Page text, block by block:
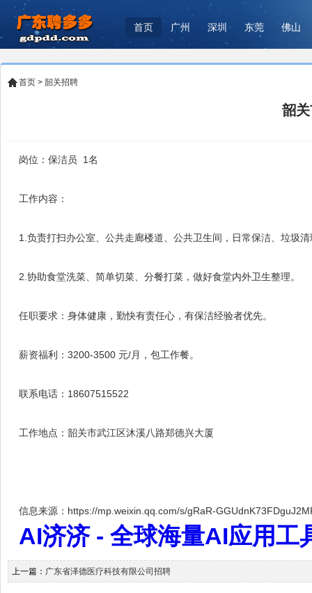
首页 广州 深圳 东莞 佛山
首页 > 韶关招聘
韶
岗位：保洁员 1名
工作内容：
1.负责打扫办公室、公共走廊楼道、公共卫生间，日常保洁、垃圾清
2.协助食堂洗菜、简单切菜、分餐打菜，做好食堂内外卫生整理。
任职要求：身体健康，勤快有责任心，有保洁经验者优先。
薪资福利：3200-3500 元/月，包工作餐。
联系电话：18607515522
工作地点：韶关市武江区沐溪八路郑德兴大厦
信息来源：https://mp.weixin.qq.com/s/gRaR-
AI济济 - 全球海量AI应用
上一篇： 广东省泽德医疗科技有限公司招聘